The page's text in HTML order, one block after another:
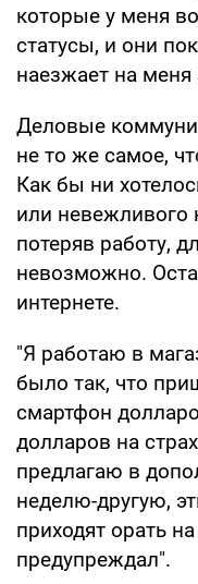
которые у меня
статусы, и они
наезжает на меня
Деловые
не то же самое,
Как бы ни
или невежливого
потеряв работу,
невозможно.
интернете.
"Я работаю в
было так, что
смартфон
долларов на
предлагаю в
неделю-другую,
приходят орать
предупреждал".